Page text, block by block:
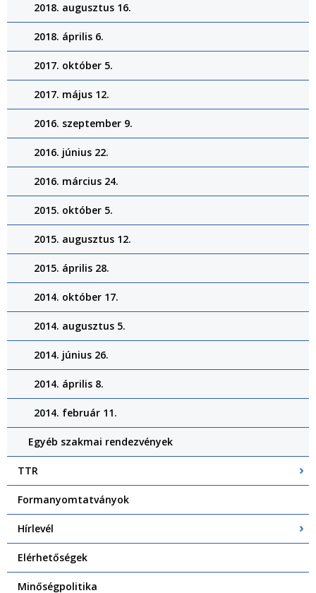
2018. augusztus 16.
2018. április 6.
2017. október 5.
2017. május 12.
2016. szeptember 9.
2016. június 22.
2016. március 24.
2015. október 5.
2015. augusztus 12.
2015. április 28.
2014. október 17.
2014. augusztus 5.
2014. június 26.
2014. április 8.
2014. február 11.
Egyéb szakmai rendezvények
TTR
Formanyomtatványok
Hírlevél
Elérhetőségek
Minőségpolitika